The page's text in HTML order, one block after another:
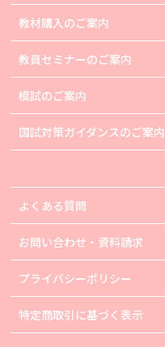
教材購入のご案内
教員セミナーのご案内
模試のご案内
国試対策ガイダンスのご案内
よくある質問
お問い合わせ・資料請求
プライバシーポリシー
特定商取引に基づく表示